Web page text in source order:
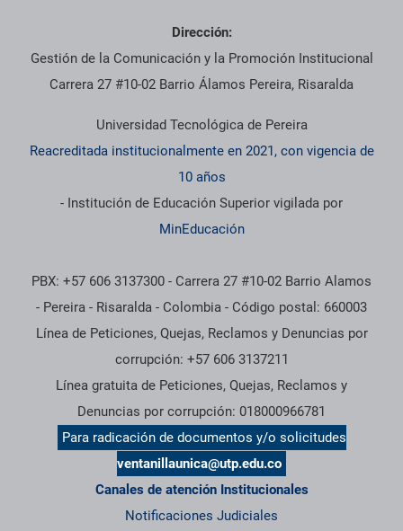
Dirección:
Gestión de la Comunicación y la Promoción Institucional
Carrera 27 #10-02 Barrio Álamos Pereira, Risaralda
Universidad Tecnológica de Pereira
Reacreditada institucionalmente en 2021, con vigencia de
10 años
- Institución de Educación Superior vigilada por
MinEducación
PBX: +57 606 3137300 - Carrera 27 #10-02 Barrio Alamos
- Pereira - Risaralda - Colombia - Código postal: 660003
Línea de Peticiones, Quejas, Reclamos y Denuncias por
corrupción: +57 606 3137211
Línea gratuita de Peticiones, Quejas, Reclamos y
Denuncias por corrupción: 018000966781
Para radicación de documentos y/o solicitudes
ventanillaunica@utp.edu.co
Canales de atención Institucionales
Notificaciones Judiciales